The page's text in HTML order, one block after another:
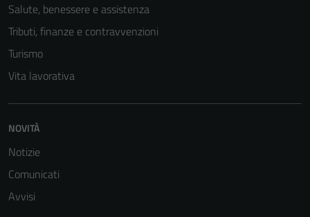
Salute, benessere e assistenza
Tributi, finanze e contravvenzioni
Turismo
Vita lavorativa
NOVITÀ
Notizie
Comunicati
Avvisi